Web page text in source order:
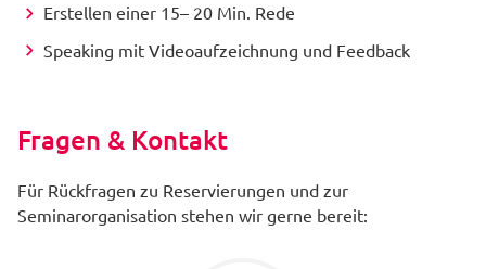
Erstellen einer 15– 20 Min. Rede
Speaking mit Videoaufzeichnung und Feedback
Fragen & Kontakt
Für Rückfragen zu Reservierungen und zur
Seminarorganisation stehen wir gerne bereit: